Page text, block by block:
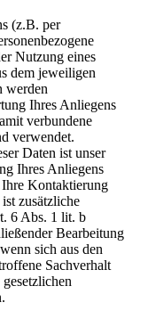
(z.B. per
Nutzung eines
dem jeweiligen
werden
Ihres Anliegens
verbundene
verwendet.
Daten ist unser
Ihres Anliegens
Kontaktierung
zusätzliche
6 Abs. 1 lit. b
Bearbeitung
sich aus den
Sachverhalt